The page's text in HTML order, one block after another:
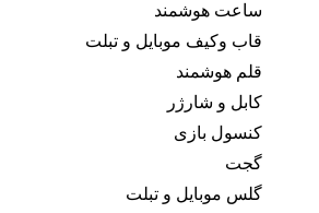
ساعت هوشمند
قاب وکیف موبایل و تبلت
قلم هوشمند
کابل و شارژر
کنسول بازی
گجت
گلس موبایل و تبلت